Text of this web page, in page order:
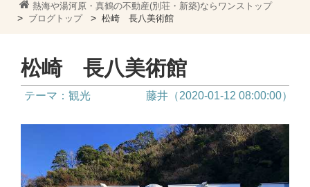
熱海や湯河原・真鶴の不動産(別荘・新築)ならワンストップ
ブログトップ
松崎 長八美術館
松崎 長八美術館
テーマ：観光 藤井（2020-01-12 08:00:00）